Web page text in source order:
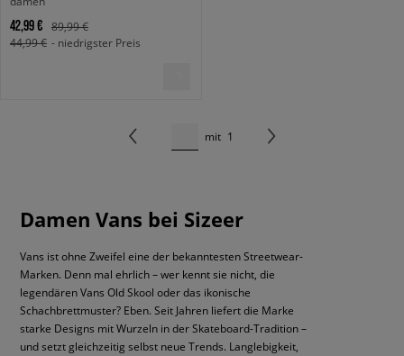
42,99 €
89,99 €
44,99 € - niedrigster Preis
mit 1
Damen Vans bei Sizeer
Vans ist ohne Zweifel eine der bekanntesten Streetwear-
Marken. Denn mal ehrlich – wer kennt sie nicht, die
legendären Vans Old Skool oder das ikonische
Schachbrettmuster? Eben. Seit Jahren liefert die Marke
starke Designs mit Wurzeln in der Skateboard-Tradition –
und setzt gleichzeitig selbst neue Trends. Langlebigkeit,